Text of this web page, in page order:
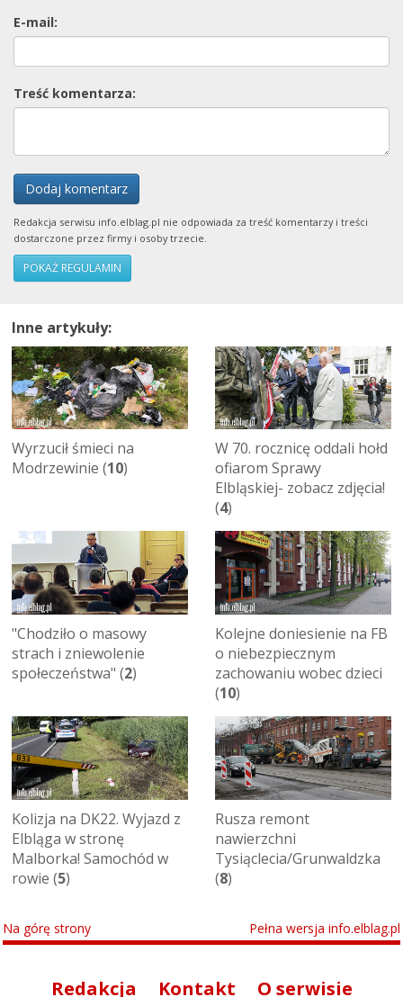
E-mail:
Treść komentarza:
Dodaj komentarz
Redakcja serwisu info.elblag.pl nie odpowiada za treść komentarzy i treści
dostarczone przez firmy i osoby trzecie.
POKAŻ REGULAMIN
Inne artykuły:
Wyrzucił śmieci na
Modrzewinie (10)
W 70. rocznicę oddali hołd
ofiarom Sprawy
Elbląskiej- zobacz zdjęcia!
(4)
"Chodziło o masowy
strach i zniewolenie
społeczeństwa" (2)
Kolejne doniesienie na FB
o niebezpiecznym
zachowaniu wobec dzieci
(10)
Kolizja na DK22. Wyjazd z
Elbląga w stronę
Malborka! Samochód w
rowie (5)
Rusza remont
nawierzchni
Tysiąclecia/Grunwaldzka
(8)
Na górę strony Pełna wersja info.elblag.pl
Redakcja Kontakt O serwisie